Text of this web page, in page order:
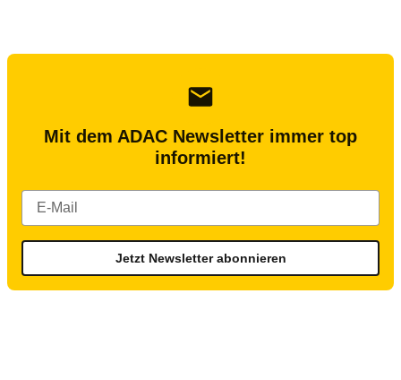
Mit dem ADAC Newsletter immer top
informiert!
Jetzt Newsletter abonnieren